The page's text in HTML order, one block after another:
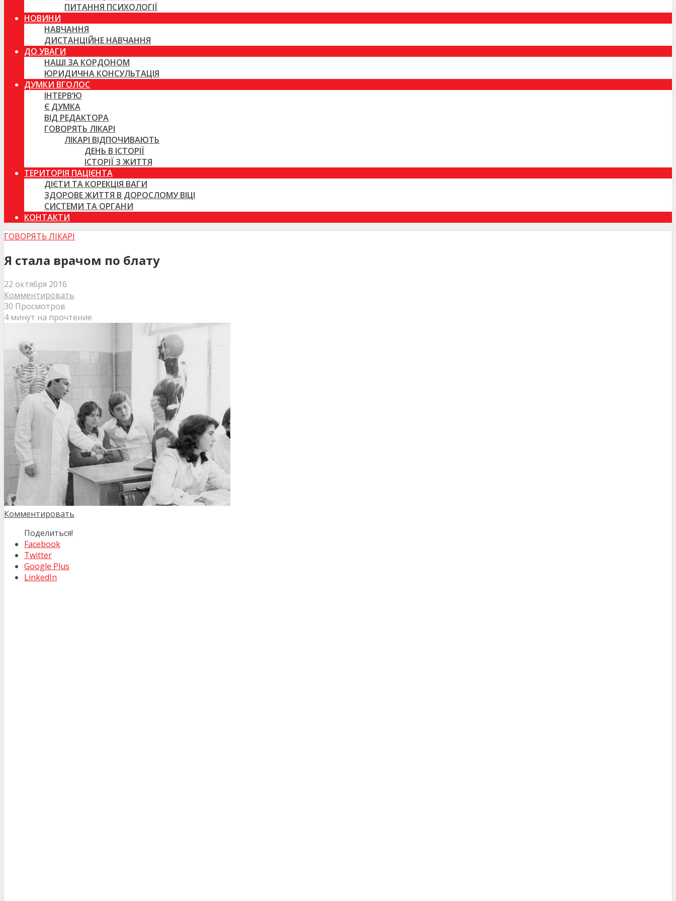
ПИТАННЯ ПСИХОЛОГІЇ
НОВИНИ
НАВЧАННЯ
ДИСТАНЦІЙНЕ НАВЧАННЯ
ДО УВАГИ
НАШІ ЗА КОРДОНОМ
ЮРИДИЧНА КОНСУЛЬТАЦІЯ
ДУМКИ ВГОЛОС
ІНТЕРВ’Ю
Є ДУМКА
ВІД РЕДАКТОРА
ГОВОРЯТЬ ЛІКАРІ
ЛІКАРІ ВІДПОЧИВАЮТЬ
ДЕНЬ В ІСТОРІЇ
ІСТОРІЇ З ЖИТТЯ
ТЕРИТОРІЯ ПАЦІЄНТА
ДІЄТИ ТА КОРЕКЦІЯ ВАГИ
ЗДОРОВЕ ЖИТТЯ В ДОРОСЛОМУ ВІЦІ
СИСТЕМИ ТА ОРГАНИ
КОНТАКТИ
ГОВОРЯТЬ ЛІКАРІ
Я стала врачом по блату
22 октября 2016
Комментировать
30 Просмотров
4 минут на прочтение
Комментировать
Поделиться!
Facebook
Twitter
Google Plus
LinkedIn